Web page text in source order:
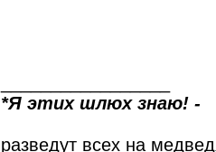
*Я этих шлюх знаю! -
разведут всех на